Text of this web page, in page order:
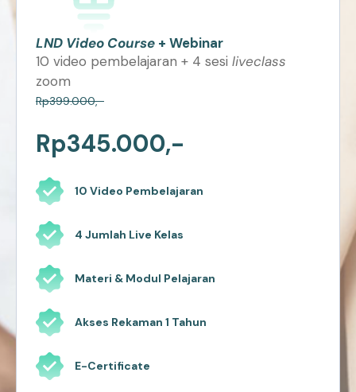
LND Video Course + Webinar
10 video pembelajaran + 4 sesi liveclass
zoom
Rp399.000,-
Rp345.000,-
10 Video Pembelajaran
4 Jumlah Live Kelas
Materi & Modul Pelajaran
Akses Rekaman 1 Tahun
E-Certificate